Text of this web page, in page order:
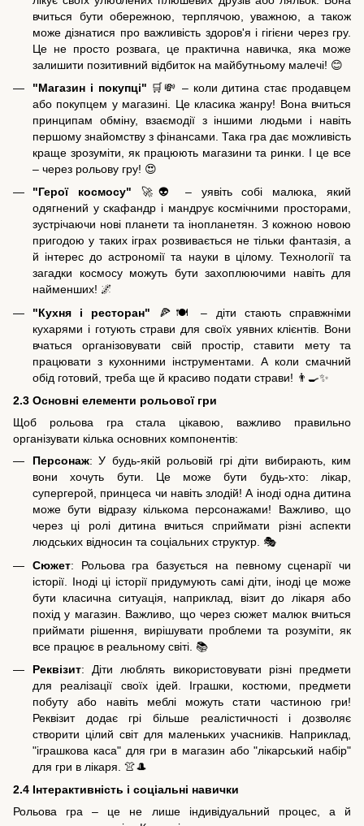
вчиться бути обережною, терплячою, уважною, а також
може дізнатися про важливість здоров'я і гігієни через гру.
Це не просто розвага, це практична навичка, яка може
залишити позитивний відбиток на майбутньому малечі! 😊
"Магазин і покупці" 🛒💸 – коли дитина стає продавцем
або покупцем у магазині. Це класика жанру! Вона вчиться
принципам обміну, взаємодії з іншими людьми і навіть
першому знайомству з фінансами. Така гра дає можливість
краще зрозуміти, як працюють магазини та ринки. І це все
– через рольову гру! 😍
"Герої космосу" 🚀👽 – уявіть собі малюка, який
одягнений у скафандр і мандрує космічними просторами,
зустрічаючи нові планети та інопланетян. З кожною новою
пригодою у таких іграх розвивається не тільки фантазія, а
й інтерес до астрономії та науки в цілому. Технології та
загадки космосу можуть бути захоплюючими навіть для
найменших! 🌌
"Кухня і ресторан" 🍕🍽️ – діти стають справжніми
кухарями і готують страви для своїх уявних клієнтів. Вони
вчаться організовувати свій простір, ставити мету та
працювати з кухонними інструментами. А коли смачний
обід готовий, треба ще й красиво подати страви! 👨‍🍳✨
2.3 Основні елементи рольової гри
Щоб рольова гра стала цікавою, важливо правильно
організувати кілька основних компонентів:
Персонаж: У будь-якій рольовій грі діти вибирають, ким
вони хочуть бути. Це може бути будь-хто: лікар,
супергерой, принцеса чи навіть злодій! А іноді одна дитина
може бути відразу кількома персонажами! Важливо, що
через ці ролі дитина вчиться сприймати різні аспекти
людських відносин та соціальних структур. 🎭
Сюжет: Рольова гра базується на певному сценарії чи
історії. Іноді ці історії придумують самі діти, іноді це може
бути класична ситуація, наприклад, візит до лікаря або
похід у магазин. Важливо, що через сюжет малюк вчиться
приймати рішення, вирішувати проблеми та розуміти, як
все працює в реальному світі. 📚
Реквізит: Діти люблять використовувати різні предмети
для реалізації своїх ідей. Іграшки, костюми, предмети
побуту або навіть меблі можуть стати частиною гри!
Реквізит додає грі більше реалістичності і дозволяє
створити цілий світ для маленьких учасників. Наприклад,
"іграшкова каса" для гри в магазин або "лікарський набір"
для гри в лікаря. 👚🎩
2.4 Інтерактивність і соціальні навички
Рольова гра – це не лише індивідуальний процес, а й